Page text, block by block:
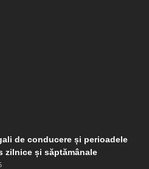
de conducere și perioadele
zilnice și săptămânale